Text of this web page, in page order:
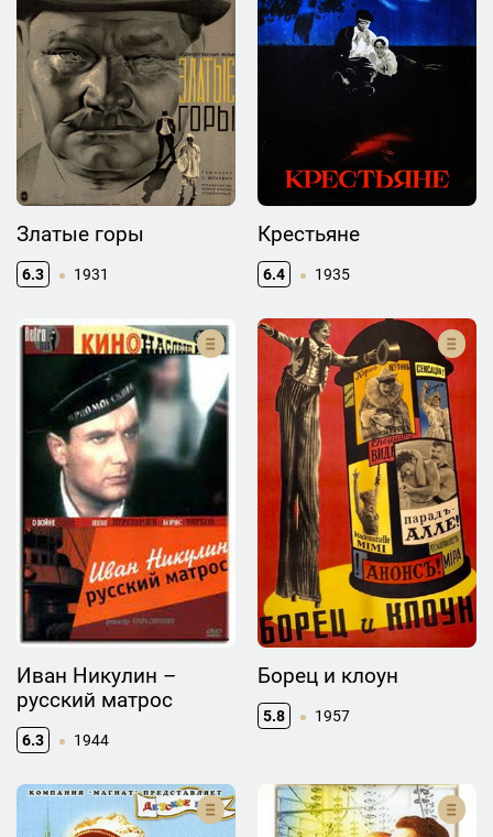
Златые горы
6.3 1931
Крестьяне
6.4 1935
Иван Никулин –
русский матрос
6.3 1944
Борец и клоун
5.8 1957